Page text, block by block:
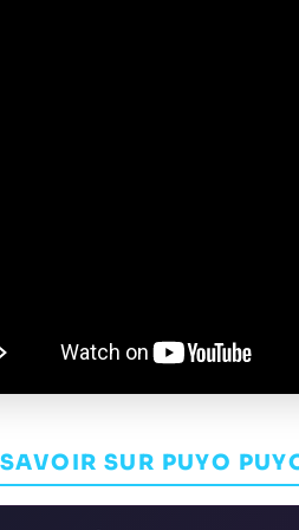
SUR PUYO